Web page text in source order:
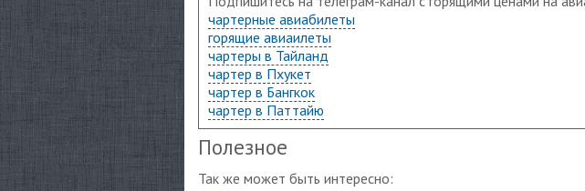
чартерные авиабилеты
горящие авиаилеты
чартеры в Тайланд
чартер в Пхукет
чартер в Бангкок
чартер в Паттайю
Полезное
Так же может быть интересно: